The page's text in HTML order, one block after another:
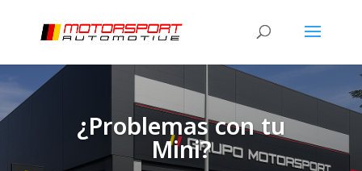
¿Problemas con tu
Mini?
[/et_pb_slide] [/et_pb_slide]